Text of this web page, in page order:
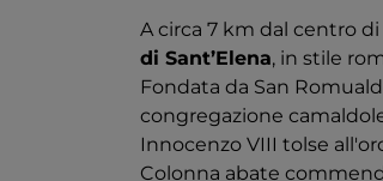
A circa 7 km dal centro
di Sant’Elena, in stile
Fondata da San
congregazione
Innocenzo VIII tolse
Colonna abate